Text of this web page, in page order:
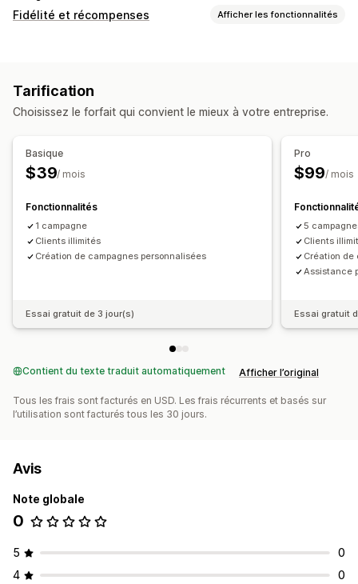
Fidélité et récompenses Afficher les fonctionnalités
Programmes de remises en espèces
Porte-monnaie électroniques
Remises en espèces
Tarification
Choisissez le forfait qui convient le mieux à votre entreprise.
Basique
$39/ mois
Fonctionnalités
1 campagne
Clients illimités
Création de campagnes personnalisées
Essai gratuit de 3 jour(s)
Pro
$99/ mois
5
Clients
Création de
Assistance
Essai gratuit
Contient du texte traduit automatiquement Afficher l’original
Tous les frais sont facturés en USD. Les frais récurrents et basés sur
l’utilisation sont facturés tous les 30 jours.
Avis
Note globale
0
5
0
4
0